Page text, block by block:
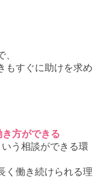
もすぐに助けを求め
方ができる
う相談ができる環
く働き続けられる理